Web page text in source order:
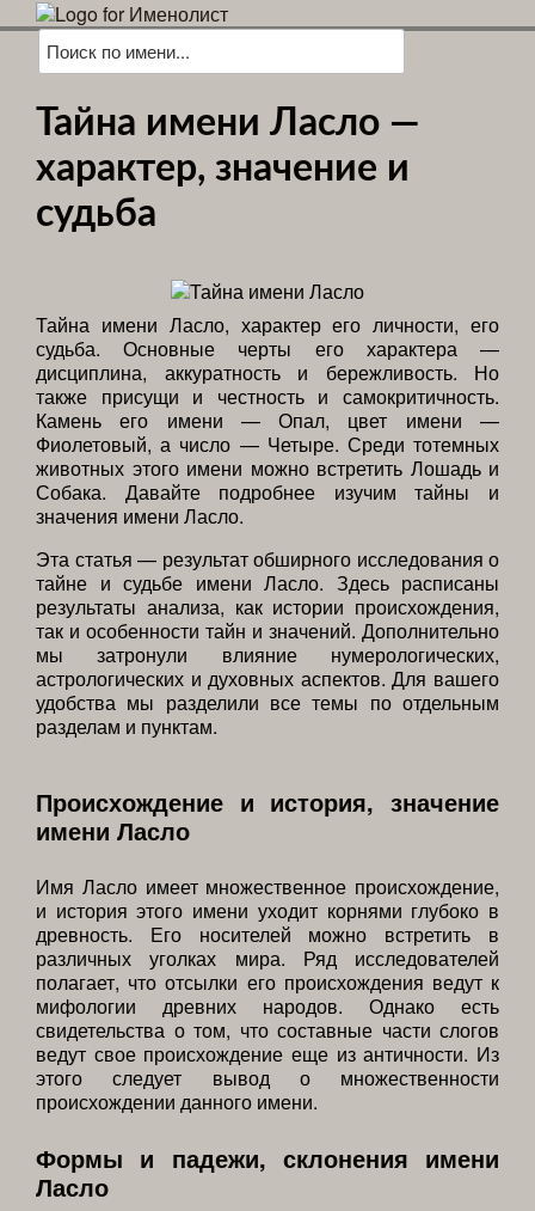
Тайна имени Ласло —
характер, значение и
судьба
Тайна имени Ласло, характер его личности, его
судьба. Основные черты его характера —
дисциплина, аккуратность и бережливость. Но
также присущи и честность и самокритичность.
Камень его имени — Опал, цвет имени —
Фиолетовый, а число — Четыре. Среди тотемных
животных этого имени можно встретить Лошадь и
Собака. Давайте подробнее изучим тайны и
значения имени Ласло.
Эта статья — результат обширного исследования о
тайне и судьбе имени Ласло. Здесь расписаны
результаты анализа, как истории происхождения,
так и особенности тайн и значений. Дополнительно
мы затронули влияние нумерологических,
астрологических и духовных аспектов. Для вашего
удобства мы разделили все темы по отдельным
разделам и пунктам.
Происхождение и история, значение
имени Ласло
Имя Ласло имеет множественное происхождение,
и история этого имени уходит корнями глубоко в
древность. Его носителей можно встретить в
различных уголках мира. Ряд исследователей
полагает, что отсылки его происхождения ведут к
мифологии древних народов. Однако есть
свидетельства о том, что составные части слогов
ведут свое происхождение еще из античности. Из
этого следует вывод о множественности
происхождении данного имени.
Формы и падежи, склонения имени
Ласло